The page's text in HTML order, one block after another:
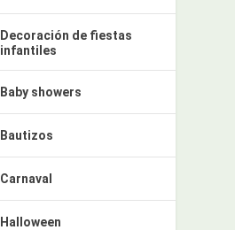
Decoración de fiestas
infantiles
Baby showers
Bautizos
Carnaval
Halloween